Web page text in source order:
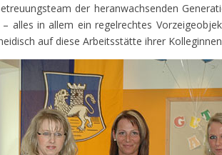
der heranwachsenden
alles in allem ein regelrechtes
auf diese Arbeitsstätte ihrer